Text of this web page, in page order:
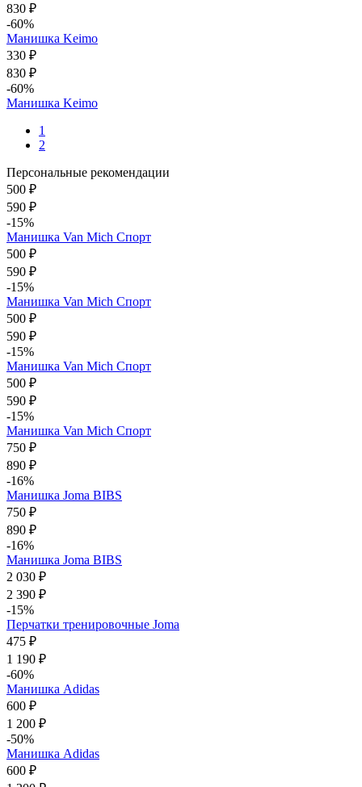
830 ₽
-60%
Манишка Keimo
330 ₽
830 ₽
-60%
Манишка Keimo
1
2
Персональные рекомендации
500 ₽
590 ₽
-15%
Манишка Van Mich Спорт
500 ₽
590 ₽
-15%
Манишка Van Mich Спорт
500 ₽
590 ₽
-15%
Манишка Van Mich Спорт
500 ₽
590 ₽
-15%
Манишка Van Mich Спорт
750 ₽
890 ₽
-16%
Манишка Joma BIBS
750 ₽
890 ₽
-16%
Манишка Joma BIBS
2 030 ₽
2 390 ₽
-15%
Перчатки тренировочные Joma
475 ₽
1 190 ₽
-60%
Манишка Adidas
600 ₽
1 200 ₽
-50%
Манишка Adidas
600 ₽